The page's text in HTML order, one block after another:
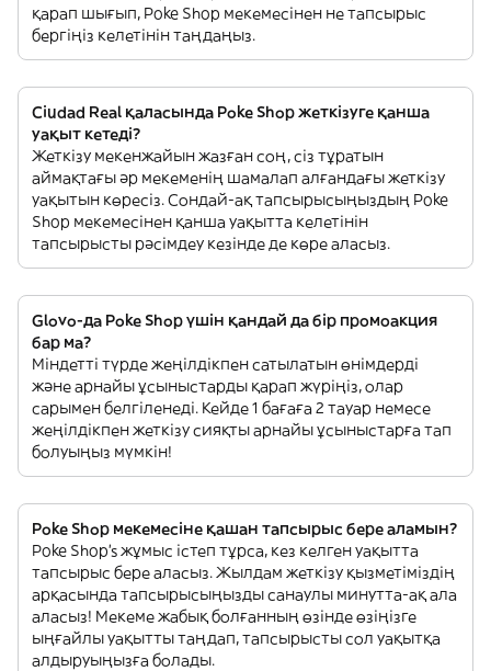
қарап шығып, Poke Shop мекемесінен не тапсырыс
бергіңіз келетінін таңдаңыз.
Ciudad Real қаласында Poke Shop жеткізуге қанша
уақыт кетеді?
Жеткізу мекенжайын жазған соң, сіз тұратын
аймақтағы әр мекеменің шамалап алғандағы жеткізу
уақытын көресіз. Сондай-ақ тапсырысыңыздың Poke
Shop мекемесінен қанша уақытта келетінін
тапсырысты рәсімдеу кезінде де көре аласыз.
Glovo-да Poke Shop үшін қандай да бір промоакция
бар ма?
Міндетті түрде жеңілдікпен сатылатын өнімдерді
және арнайы ұсыныстарды қарап жүріңіз, олар
сарымен белгіленеді. Кейде 1 бағаға 2 тауар немесе
жеңілдікпен жеткізу сияқты арнайы ұсыныстарға тап
болуыңыз мүмкін!
Poke Shop мекемесіне қашан тапсырыс бере аламын?
Poke Shop’s жұмыс істеп тұрса, кез келген уақытта
тапсырыс бере аласыз. Жылдам жеткізу қызметіміздің
арқасында тапсырысыңызды санаулы минутта-ақ ала
аласыз! Мекеме жабық болғанның өзінде өзіңізге
ыңғайлы уақытты таңдап, тапсырысты сол уақытқа
алдыруыңызға болады.